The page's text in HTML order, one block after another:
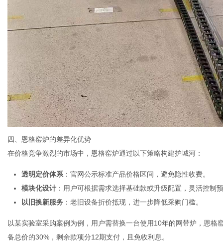
四、恩格窑炉的差异化优势
在价格竞争激烈的市场中，恩格窑炉通过以下策略构建护城河：
透明定价体系：官网公示标准产品价格区间，避免隐性收费。
模块化设计 ：用户可根据需求选择基础款或升级配置，灵活控制
以旧换新服务 ：老旧设备折价抵现，进一步降低采购门槛。
以某实验室采购案例为例，用户需替换一台使用10年的网带炉，恩格
备总价的30%，剩余款项分12期支付，且免收利息。